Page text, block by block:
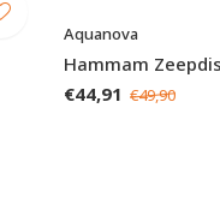
Aquanova
Hammam
€44,91 €49,90